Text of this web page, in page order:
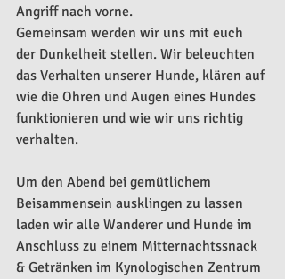
Angriff nach vorne.
Gemeinsam werden wir uns mit euch
der Dunkelheit stellen. Wir beleuchten
das Verhalten unserer Hunde, klären auf
wie die Ohren und Augen eines Hundes
funktionieren und wie wir uns richtig
verhalten.
Um den Abend bei gemütlichem
Beisammensein ausklingen zu lassen
laden wir alle Wanderer und Hunde im
Anschluss zu einem Mitternachtssnack
& Getränken im Kynologischen Zentrum